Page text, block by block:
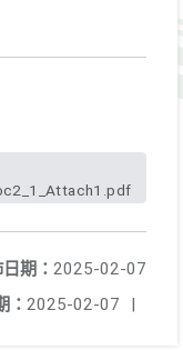
期： 2025-02-07
： 2025-02-07 |